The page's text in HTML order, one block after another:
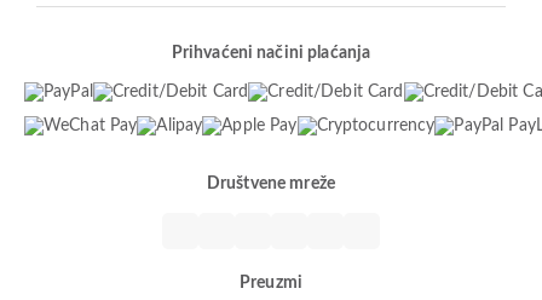
Prihvaćeni načini plaćanja
Društvene mreže
Preuzmi